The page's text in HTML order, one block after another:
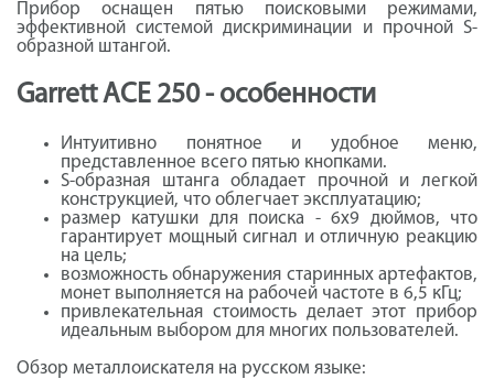
Прибор оснащен пятью поисковыми режимами,
эффективной системой дискриминации и прочной S-
образной штангой.
Garrett ACE 250 - особенности
Интуитивно понятное и удобное меню,
представленное всего пятью кнопками.
S-образная штанга обладает прочной и легкой
конструкцией, что облегчает эксплуатацию;
размер катушки для поиска - 6x9 дюймов, что
гарантирует мощный сигнал и отличную реакцию
на цель;
возможность обнаружения старинных артефактов,
монет выполняется на рабочей частоте в 6,5 кГц;
привлекательная стоимость делает этот прибор
идеальным выбором для многих пользователей.
Обзор металлоискателя на русском языке: